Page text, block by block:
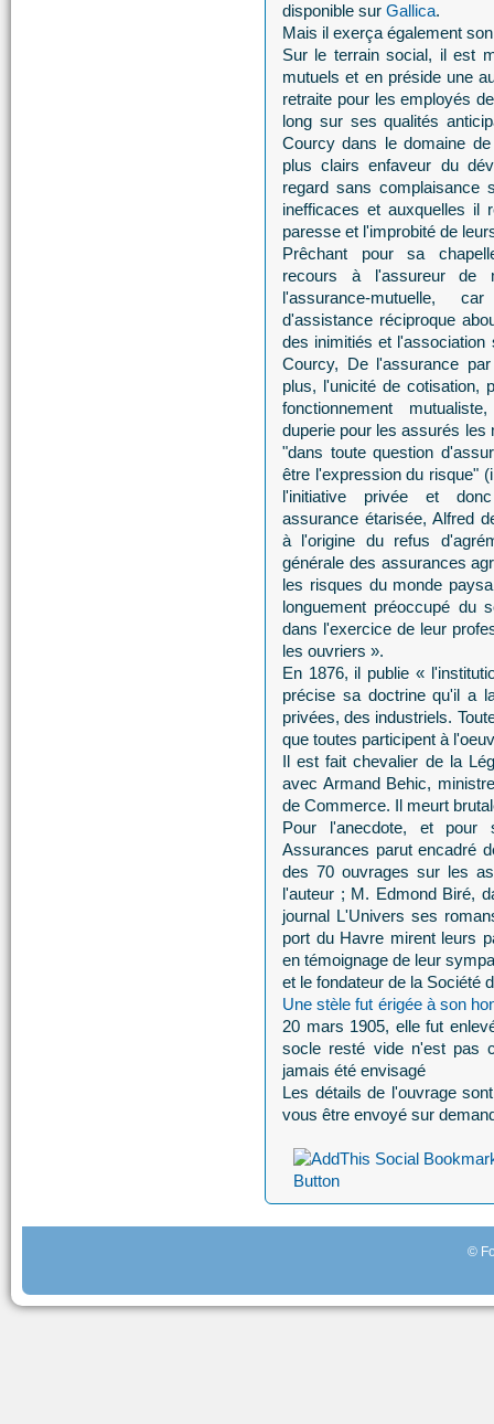
disponible sur Gallica.
Mais il exerça également
Sur le terrain social, il est
mutuels et en préside une
retraite pour les employés
long sur ses qualités
Courcy dans le domaine
plus clairs enfaveur du
regard sans complaisance
inefficaces et auxquelles il
paresse et l'improbité de
Prêchant pour sa
recours à l'assureur de
l'assurance-mutuelle,
d'assistance réciproque
des inimitiés et l'association
Courcy, De l'assurance
plus, l'unicité de cotisation,
fonctionnement
duperie pour les assurés les
"dans toute question
être l'expression du risque"
l'initiative privée et
assurance étarisée, Alfred
à l'origine du refus
générale des assurances
les risques du monde
longuement préoccupé du
dans l'exercice de leur
les ouvriers ».
En 1876, il publie «
précise sa doctrine qu'il a
privées, des industriels.
que toutes participent à
Il est fait chevalier de la
avec Armand Behic,
de Commerce. Il meurt
Pour l'anecdote, et pour
Assurances parut encadré
des 70 ouvrages sur les
l'auteur ; M. Edmond Biré,
journal L'Univers ses
port du Havre mirent leurs
en témoignage de leur
et le fondateur de la Société
Une stèle fut érigée à son
20 mars 1905, elle fut
socle resté vide n'est pas
jamais été envisagé
Les détails de l'ouvrage
vous être envoyé sur
©